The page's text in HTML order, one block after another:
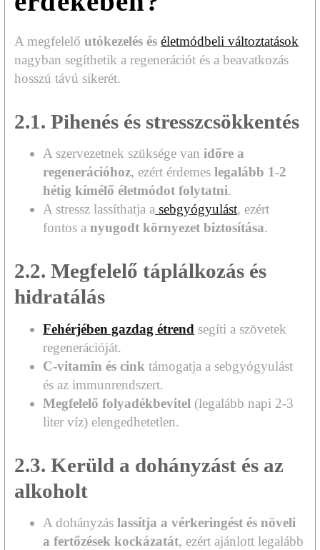
A megfelelőutókezelés éséletmódbeli változtatások
nagyban segíthetik a regenerációt és a beavatkozás
hosszú távú sikerét.
2.1. Pihenés és stresszcsökkentés
A szervezetnek szüksége vanidőre a
regenerációhoz, ezért érdemeslegalább 1-2
hétig kímélő életmódot folytatni.
A stressz lassíthatja a sebgyógyulást, ezért
fontos anyugodt környezet biztosítása.
2.2. Megfelelő táplálkozás és
hidratálás
Fehérjében gazdag étrend segíti a szövetek
regenerációját.
C-vitamin és cink támogatja a sebgyógyulást
és az immunrendszert.
Megfelelő folyadékbevitel (legalább napi 2-3
liter víz) elengedhetetlen.
2.3. Kerüld a dohányzást és az
alkoholt
A dohányzáslassítja a vérkeringést és növeli
a fertőzések kockázatát, ezért ajánlott legalább